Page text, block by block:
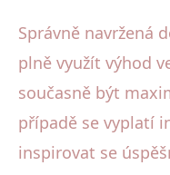
Správně navržená
plně využít výhod
současně být
případě se vyplatí
inspirovat se